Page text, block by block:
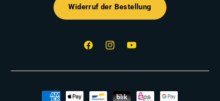
Widerruf der Bestellung
FacebookInstagramYouTube
Zahlungsmethoden